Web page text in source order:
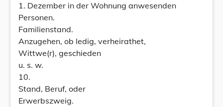
1. Dezember in der Wohnung anwesenden
Personen.
Familienstand.
Anzugehen, ob ledig, verheirathet,
Wittwe(r), geschieden
u. s. w.
10.
Stand, Beruf, oder
Erwerbszweig.